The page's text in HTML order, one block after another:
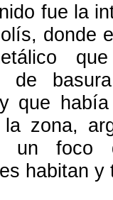
fue la
donde
que
de
que
zona,
un foco
habitan